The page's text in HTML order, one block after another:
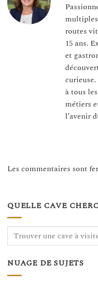
routes
15 ans.
et
à tous
métiers
l’avenir
Les commentaires sont
QUELLE CAVE
NUAGE DE SUJETS